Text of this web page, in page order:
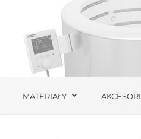
MATERIAŁY